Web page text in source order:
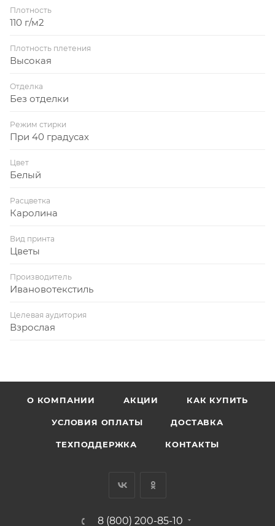
Плотность
110 г/м2
Плотность плетения
Высокая
Отделка
Без отделки
Режим стирки
При 40 градусах
Цвет
Белый
Расцветка
Каролина
Вид принта
Цветы
Производитель
Ивановотекстиль
Целевая аудитория
Взрослая
О КОМПАНИИ АКЦИИ КАК КУПИТЬ
УСЛОВИЯ ОПЛАТЫ ДОСТАВКА
ТЕХПОДДЕРЖКА КОНТАКТЫ
8 (800) 200-85-10